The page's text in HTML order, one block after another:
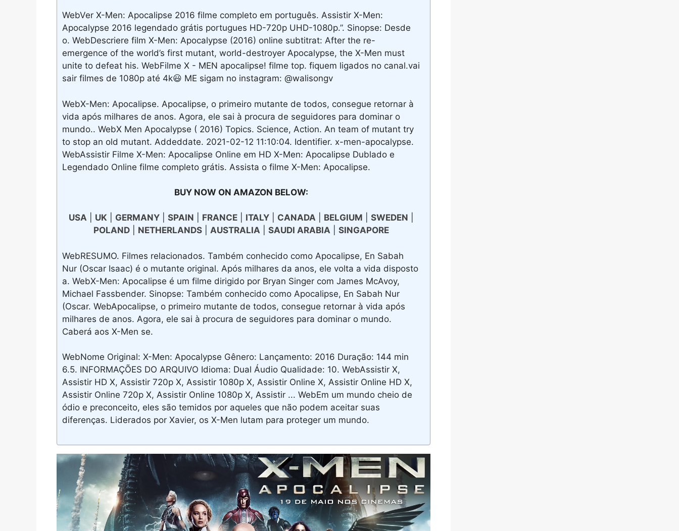
WebVer X-Men: Apocalipse 2016 filme completo em português. Assistir X-Men:
Apocalypse 2016 legendado grátis portugues HD-720p UHD-1080p.”. Sinopse: Desde
o. WebDescriere film X-Men: Apocalypse (2016) online subtitrat: After the re-
emergence of the world’s first mutant, world-destroyer Apocalypse, the X-Men must
unite to defeat his. WebFilme X - MEN apocalipse! filme top. fiquem ligados no canal.vai
sair filmes de 1080p até 4k😃 ME sigam no instagram: @walisongv
WebX-Men: Apocalipse. Apocalipse, o primeiro mutante de todos, consegue retornar à
vida após milhares de anos. Agora, ele sai à procura de seguidores para dominar o
mundo.. WebX Men Apocalypse ( 2016) Topics. Science, Action. An team of mutant try
to stop an old mutant. Addeddate. 2021-02-12 11:10:04. Identifier. x-men-apocalypse.
WebAssistir Filme X-Men: Apocalipse Online em HD X-Men: Apocalipse Dublado e
Legendado Online filme completo grátis. Assista o filme X-Men: Apocalipse.
BUY NOW ON AMAZON BELOW:
USA| UK| GERMANY| SPAIN FRANCE| ITALY| CANADA| BELGIUM SWEDEN
POLAND| NETHERLANDS| AUSTRALIA| SAUDI ARABIA| SINGAPORE
WebRESUMO. Filmes relacionados. Também conhecido como Apocalipse, En Sabah
Nur (Oscar Isaac) é o mutante original. Após milhares da anos, ele volta a vida disposto
a. WebX-Men: Apocalipse é um filme dirigido por Bryan Singer com James McAvoy,
Michael Fassbender. Sinopse: Também conhecido como Apocalipse, En Sabah Nur
(Oscar. WebApocalipse, o primeiro mutante de todos, consegue retornar à vida após
milhares de anos. Agora, ele sai à procura de seguidores para dominar o mundo.
Caberá aos X-Men se.
WebNome Original: X-Men: Apocalypse Gênero: Lançamento: 2016 Duração: 144 min
6.5. INFORMAÇÕES DO ARQUIVO Idioma: Dual Áudio Qualidade: 10. WebAssistir X,
Assistir HD X, Assistir 720p X, Assistir 1080p X, Assistir Online X, Assistir Online HD X,
Assistir Online 720p X, Assistir Online 1080p X, Assistir ... WebEm um mundo cheio de
ódio e preconceito, eles são temidos por aqueles que não podem aceitar suas
diferenças. Liderados por Xavier, os X-Men lutam para proteger um mundo.